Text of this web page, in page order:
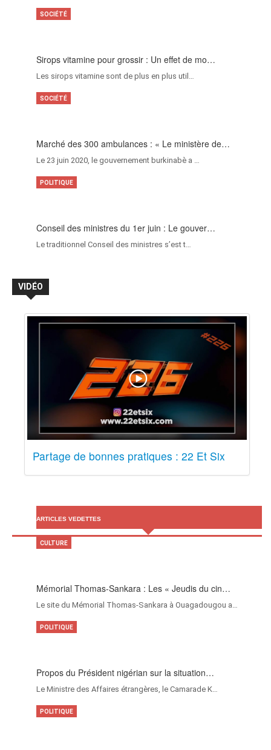
Sirops vitamine pour grossir : Un effet de mo…
Les sirops vitamine sont de plus en plus util…
SOCIÉTÉ
Marché des 300 ambulances : « Le ministère de…
Le 23 juin 2020, le gouvernement burkinabè a …
SOCIÉTÉ
Conseil des ministres du 1er juin : Le gouver…
Le traditionnel Conseil des ministres s’est t…
POLITIQUE
VIDÉO
Partage de bonnes pratiques : 22 Et Six
ARTICLES VEDETTES
Mémorial Thomas-Sankara : Les « Jeudis du cin…
Le site du Mémorial Thomas-Sankara à Ouagadougou a…
CULTURE
Propos du Président nigérian sur la situation…
Le Ministre des Affaires étrangères, le Camarade K…
POLITIQUE
POLITIQUE